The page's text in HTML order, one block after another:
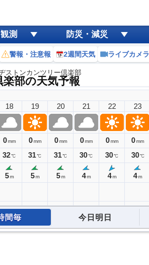
測 防災・減災
警報・注意報 2週間天気 ライブカメラ
ストンカンツリー倶楽部
部の天気予報
18
0 mm
32℃
5 m
19
0 mm
31℃
5 m
20
0 mm
31℃
5 m
21
0 mm
30℃
4 m
22
0 mm
30℃
4 m
23
0mm
30 ℃
4m
間毎 今日明日